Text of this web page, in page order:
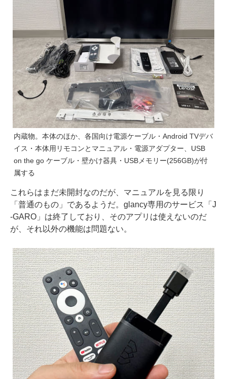
内蔵物。本体のほか、各国向け電源ケーブル・Android TVデバ
イス・本体用リモコンとマニュアル・電源アダプター、USB
on the go ケーブル・壁かけ器具・USBメモリー(256GB)が付
属する
これらはまだ未開封なのだが、マニュアルを見る限り
「普通のもの」であるようだ。glancy専用のサービス「J
-GARO」は終了しており、そのアプリは使えないのだ
が、それ以外の機能は問題ない。